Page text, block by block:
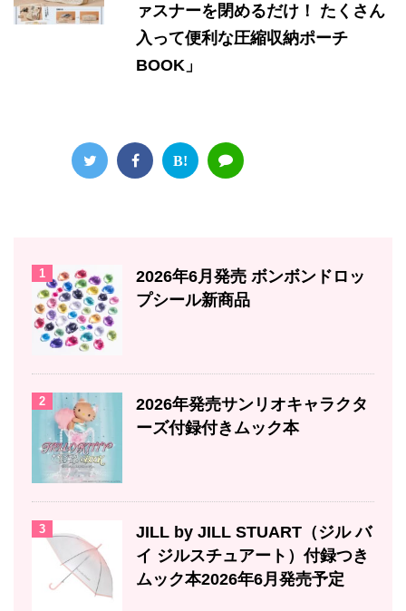
ァスナーを閉めるだけ！ たくさん
入って便利な圧縮収納ポーチ
BOOK」
B!
1
2026年6月発売 ボンボンドロッ
プシール新商品
2
2026年発売サンリオキャラクタ
ーズ付録付きムック本
3
JILL by JILL STUART（ジル バ
イ ジルスチュアート）付録つき
ムック本2026年6月発売予定